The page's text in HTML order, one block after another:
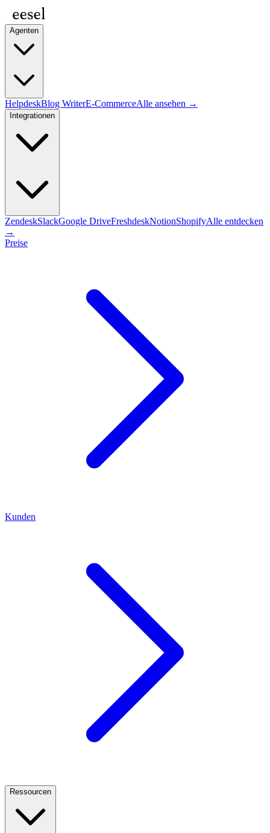
Agenten
HelpdeskBlog WriterE-CommerceAlle ansehen →
Integrationen
ZendeskSlackGoogle DriveFreshdeskNotionShopifyAlle entdecken
→
Preise
Kunden
Ressourcen